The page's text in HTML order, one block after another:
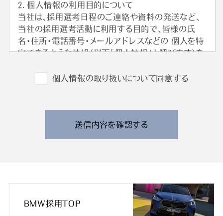
2. 個人情報の利用目的について
当社は、採用選考日程のご連絡や資料の発送など、
当社の採用選考活動に利用する目的で、皆様の氏
名・住所・電話番号・メールアドレスなどの 個人を特
定できるような情報（以下「個人情報」と呼びます）を
外国籍の方からは、日本国での就労可否の確認に利
また、特定の業務に従事することが可能であるかを
判断する目的で、健康診断書や障害者手帳等の提出
3. 個人情報の保管・管理について
収集した皆様の個人情報は、当社の責任のもとで不
個人情報の取り扱いについて同意する
送信内容を確認する
BMW採用TOP